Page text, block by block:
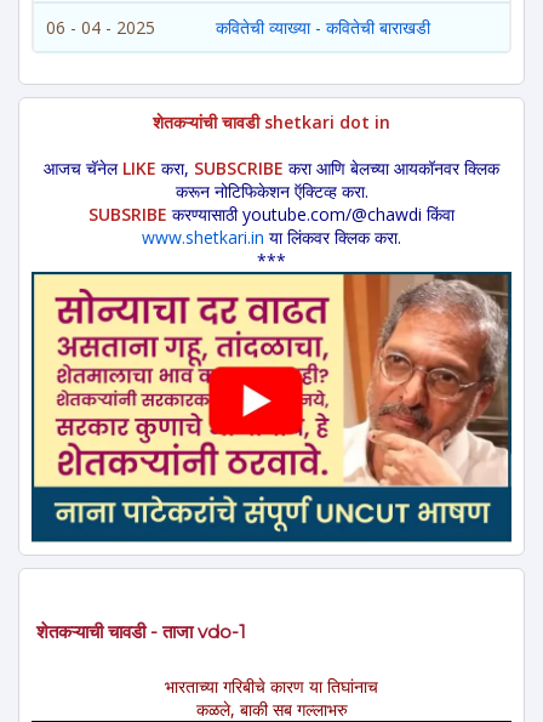
06 - 04 - 2025 कवितेची व्याख्या - कवितेची बाराखडी
शेतकऱ्यांची चावडी shetkari dot in
आजच चॅनेल LIKE करा, SUBSCRIBE करा आणि बेलच्या आयकॉनवर क्लिक
करून नोटिफिकेशन ऍक्टिव्ह करा.
SUBSRIBE करण्यासाठी youtube.com/@chawdi किंवा
www.shetkari.in या लिंकवर क्लिक करा.
***
शेतकऱ्याची चावडी - ताजा vdo-1
भारताच्या गरिबीचे कारण या तिघांनाच
कळले, बाकी सब गल्लाभरु